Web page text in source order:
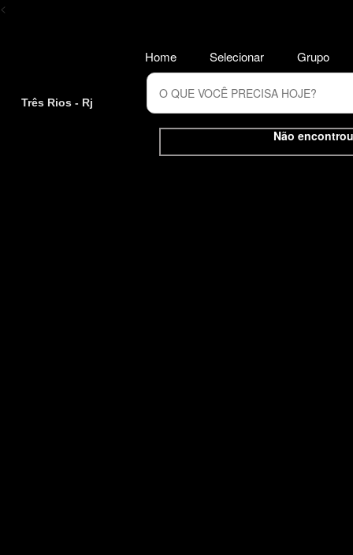
<
Três Rios - Rj
Não
Home Selecionar Grupo